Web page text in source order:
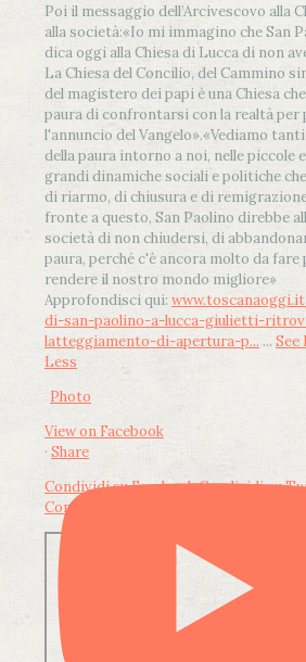
Poi il messaggio dell’Arcivescovo alla
alla società:«Io mi immagino che San
dica oggi alla Chiesa di Lucca di non
La Chiesa del Concilio, del Cammino
del magistero dei papi è una Chiesa
paura di confrontarsi con la realtà per
l'annuncio del Vangelo».«Vediamo
della paura intorno a noi, nelle piccole
grandi dinamiche sociali e politiche
di riarmo, di chiusura e di
fronte a questo, San Paolino direbbe
società di non chiudersi, di
paura, perché c'è ancora molto da fare
rendere il nostro mondo migliore»
Approfondisci qui:
di-san-paolino-a-lucca-giulietti-
latteggiamento-di-apertura-p... ... See
Less
Photo
View on Facebook
· Share
Condividi su FacebookCondividi su
Condividi su LinkedIn